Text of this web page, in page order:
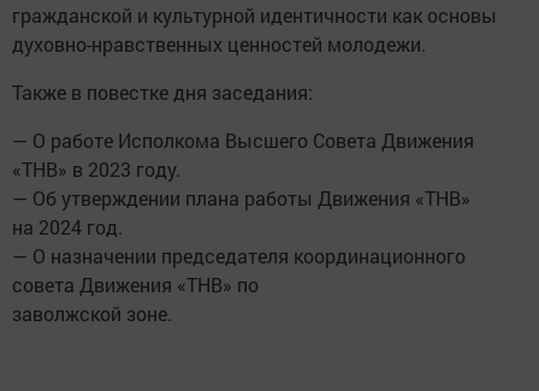
гражданской и культурной идентичности как основы
духовно-нравственных ценностей молодежи.
Также в повестке дня заседания:
— О работе Исполкома Высшего Совета Движения
«ТНВ» в 2023 году.
— Об утверждении плана работы Движения «ТНВ»
на 2024 год.
— О назначении председателя координационного
совета Движения «ТНВ» по
заволжской зоне.